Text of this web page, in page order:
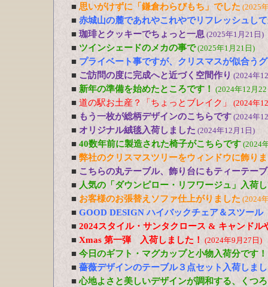
■ 思いがけずに「鎌倉わらびもち」でした (2025
■ 赤城山の麓であれやこれやでリフレッシュし
■ 珈琲とクッキーでちょっと一息 (2025年1月21日)
■ ツインシェードのメカの事で(2025年1月21日)
■ プライベート事ですが、クリスマスが似合う
■ ご訪問の度に完成へと近づく空間作り (2024年
■ 新年の準備を始めたところです！ (2024年12月
■ 道の駅お土産？「ちょっとブレイク」 (2024年
■ もう一枚が総柄デザインのこちらです (2024年
■ オリジナル絨毯入荷しました (2024年12月1日)
■ 40数年前に製造された椅子がこちらです (2024
■ 弊社のクリスマスツリーをウィンドウに飾り
■ こちらの丸テーブル、飾り台にもティーテー
■ 人気の「ダウンピロー・リフワージュ」入荷
■ お客様のお張替えソファ仕上がりました (2024
■ GOOD DESIGN ハイバックチェア＆スツー
■ 2024スタイル・サンタクロース & キャンドル
■ Xmas 第一弾 入荷しました！ (2024年9月27日)
■ 今日のギフト・マグカップと小物入荷分です！
■ 薔薇デザインのテーブル３点セット入荷しま
■ 心地よさと美しいデザインが調和する、くつ